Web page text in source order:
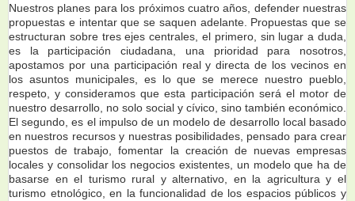
Nuestros planes para los próximos cuatro años, defender nuestras
propuestas e intentar que se saquen adelante. Propuestas que se
estructuran sobre tres ejes centrales, el primero, sin lugar a duda,
es la participación ciudadana, una prioridad para nosotros,
apostamos por una participación real y directa de los vecinos en
los asuntos municipales, es lo que se merece nuestro pueblo,
respeto, y consideramos que esta participación será el motor de
nuestro desarrollo, no solo social y cívico, sino también económico.
El segundo, es el impulso de un modelo de desarrollo local basado
en nuestros recursos y nuestras posibilidades, pensado para crear
puestos de trabajo, fomentar la creación de nuevas empresas
locales y consolidar los negocios existentes, un modelo que ha de
basarse en el turismo rural y alternativo, en la agricultura y el
turismo etnológico, en la funcionalidad de los espacios públicos y